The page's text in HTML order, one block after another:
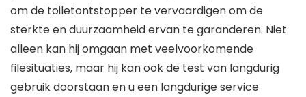
om de toiletontstopper te vervaardigen om de
sterkte en duurzaamheid ervan te garanderen. Niet
alleen kan hij omgaan met veelvoorkomende
filesituaties, maar hij kan ook de test van langdurig
gebruik doorstaan en u een langdurige service